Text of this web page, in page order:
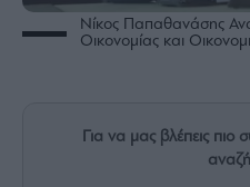
Άρθρα
Συνεντεύξεις
Νίκος Παπαθανάσης
Οικονομίας και
Για να μας βλέπεις πιο